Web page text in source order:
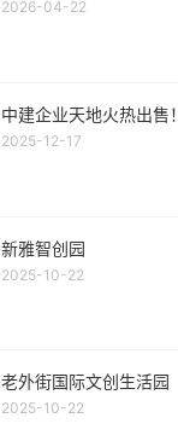
2026-04-22
中建企业天地火热出售！
2025-12-17
新雅智创园
2025-10-22
老外街国际文创生活园
2025-10-22